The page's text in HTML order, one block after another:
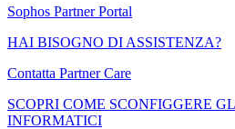
Sophos Partner Portal
HAI BISOGNO DI ASSISTENZA?
Contatta Partner Care
SCOPRI COME SCONFIGGERE
INFORMATICI